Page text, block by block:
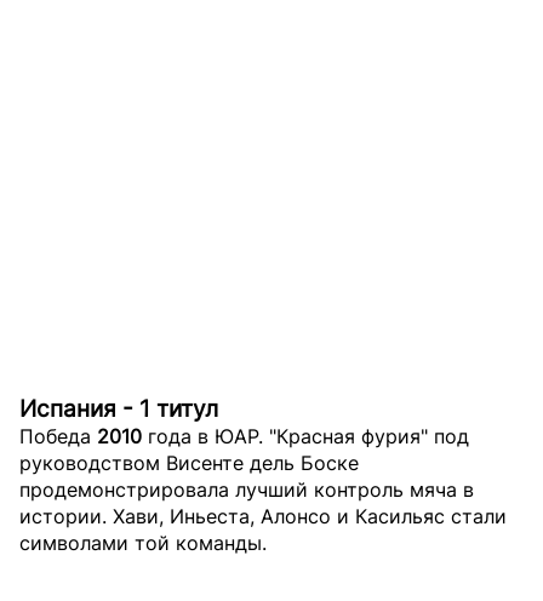
Испания - 1 титул
Победа 2010 года в ЮАР. "Красная фурия" под
руководством Висенте дель Боске
продемонстрировала лучший контроль мяча в
истории. Хави, Иньеста, Алонсо и Касильяс стали
символами той команды.